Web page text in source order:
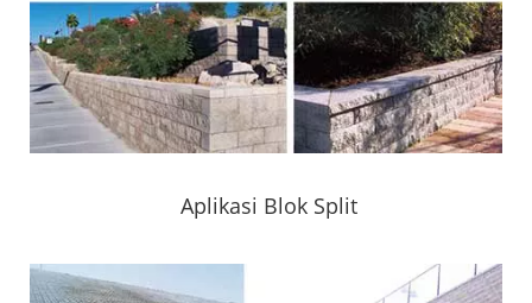
Aplikasi Blok Split